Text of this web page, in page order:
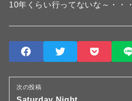
10年くらい行ってないな～・・・
次の投稿